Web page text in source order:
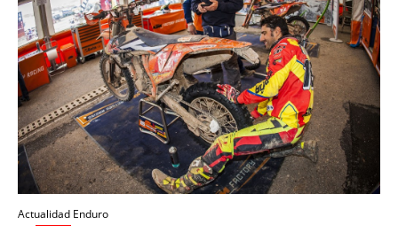
Actualidad Enduro